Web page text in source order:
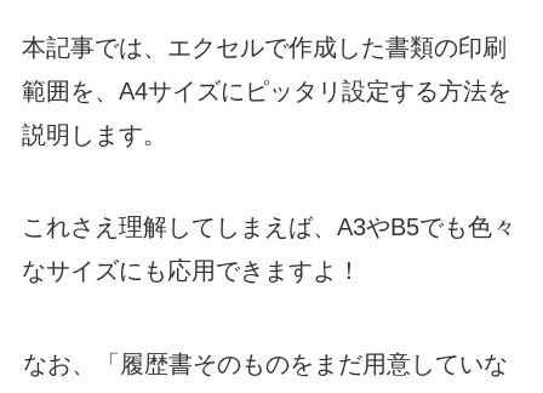
本記事では、エクセルで作成した書類の印刷
範囲を、A4サイズにピッタリ設定する方法を
説明します。
これさえ理解してしまえば、A3やB5でも色々
なサイズにも応用できますよ！
なお、「履歴書そのものをまだ用意していな